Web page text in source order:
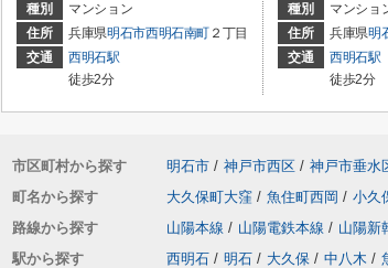
種別
マンション
住所
兵庫県明石市西明石南町 ２丁目
交通
西明石駅
徒歩2分
種別
マンショ
住所
兵庫県明
交通
西明石駅
徒歩2分
市区町村から探す 明石市 / 神戸市西区 / 神戸市垂水
町名から探す
大久保町大窪 / 魚住町西岡 / 小久
路線から探す
山陽本線 / 山陽電鉄本線 / 山陽新
駅から探す
西明石 / 明石 / 大久保 / 中八木 /